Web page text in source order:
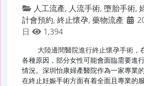
人工流產, 人流手術, 墮胎手術,
計會預約, 終止懷孕, 藥物流產
日
1,394
大陸邊間醫院進行終止懷孕手術 ，
各種原因，部分女性可能會面臨需要進
情況。深圳怡康婦產醫院作為一家專業
在終止妊娠手術方面有着全面且專業的